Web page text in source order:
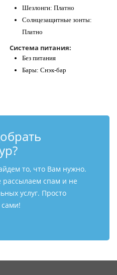
Шезлонги: Платно
Солнцезащитные зонты:
Платно
Система питания:
Без питания
Бары: Снэк-бар
то, что Вам нужно.
спам и не
услуг. Просто
сами!